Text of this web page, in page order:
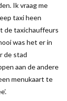
Ik vraag me
taxi heen
de taxichauffeurs
was het er in
de stad
aan de andere
menukaart te